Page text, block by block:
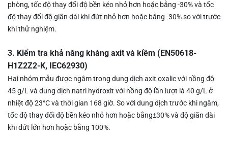
phòng, tốc độ thay đổi độ bền kéo nhỏ hơn hoặc bằng -30% và tốc
độ thay đổi độ giãn dài khi đứt nhỏ hơn hoặc bằng -30% so với trước
khi thử nghiệm.
3. Kiểm tra khả năng kháng axit và kiềm (EN50618-
H1Z2Z2-K, IEC62930)
Hai nhóm mẫu được ngâm trong dung dịch axit oxalic với nồng độ
45 g/L và dung dịch natri hydroxit với nồng độ lần lượt là 40 g/L ở
nhiệt độ 23°C và thời gian 168 giờ. So với dung dịch trước khi ngâm,
tốc độ thay đổi độ bền kéo nhỏ hơn hoặc bằng±30% và độ giãn dài
khi đứt lớn hơn hoặc bằng 100%.